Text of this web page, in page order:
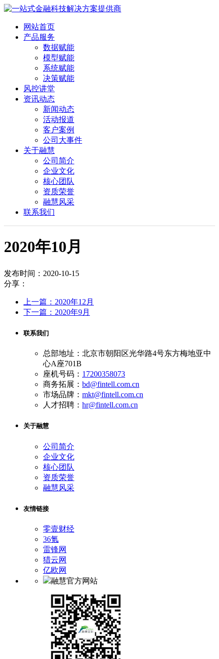
网站首页
产品服务
数据赋能
模型赋能
系统赋能
决策赋能
风控讲堂
资讯动态
新闻动态
活动报道
客户案例
公司大事件
关于融慧
公司简介
企业文化
核心团队
资质荣誉
融慧风采
联系我们
2020年10月
发布时间：2020-10-15
分享：
上一篇：2020年12月
下一篇：2020年9月
联系我们
总部地址：北京市朝阳区光华路4号东方梅地亚中
心A座701B
座机号码： 17200358073
商务拓展： bd@fintell.com.cn
市场品牌： mkt@fintell.com.cn
人才招聘： hr@fintell.com.cn
关于融慧
公司简介
企业文化
核心团队
资质荣誉
融慧风采
友情链接
零壹财经
36氪
雷锋网
猎云网
亿欧网
融慧官方网站